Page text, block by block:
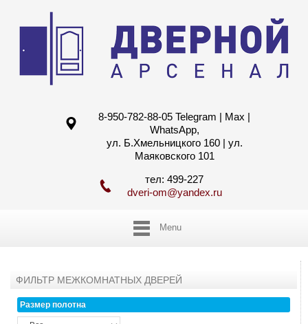
8-950-782-88-05 Telegram | Max |
WhatsApp,
ул. Б.Хмельницкого 160 | ул.
Маяковского 101
тел: 499-227
dveri-om@yandex.ru
Menu
ФИЛЬТР МЕЖКОМНАТНЫХ ДВЕРЕЙ
Размер полотна